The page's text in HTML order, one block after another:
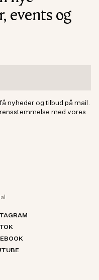
events og
nyheder og tilbud på mail.
med vores